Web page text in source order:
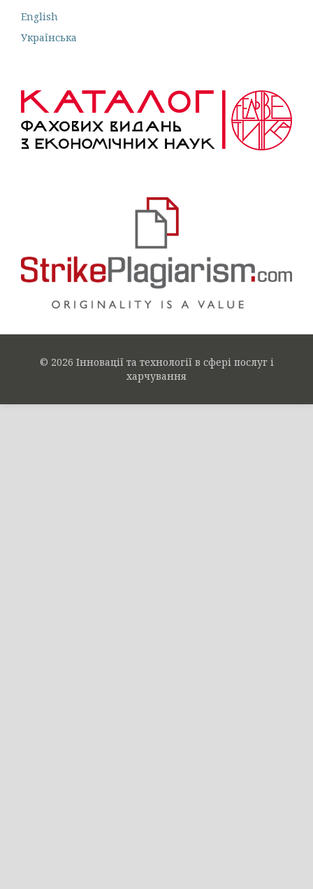
English
Українська
© 2026 Інновації та технології в сфері послуг і
харчування